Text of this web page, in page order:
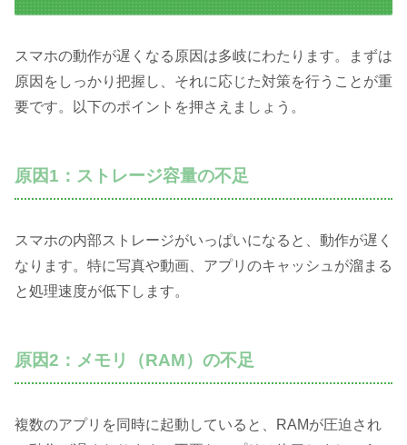
スマホの動作が遅くなる原因は多岐にわたります。まずは
原因をしっかり把握し、それに応じた対策を行うことが重
要です。以下のポイントを押さえましょう。
原因1：ストレージ容量の不足
スマホの内部ストレージがいっぱいになると、動作が遅く
なります。特に写真や動画、アプリのキャッシュが溜まる
と処理速度が低下します。
原因2：メモリ（RAM）の不足
複数のアプリを同時に起動していると、RAMが圧迫され